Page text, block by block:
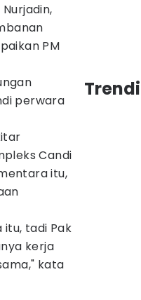
PM
perwara
Candi
itu,
tadi Pak
kerja
kata